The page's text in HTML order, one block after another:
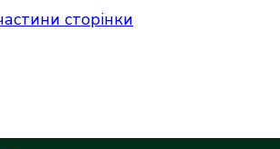
сторінки